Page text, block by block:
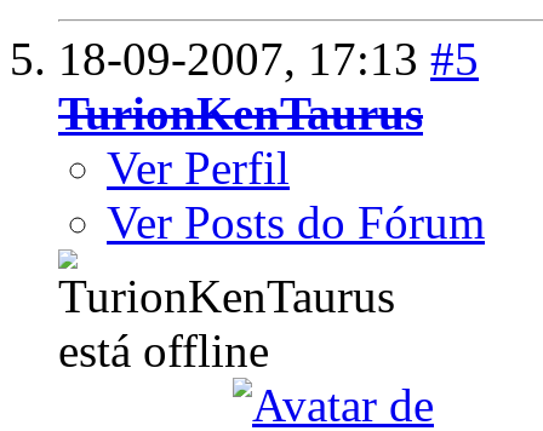
18-09-2007, 17:13 #5
TurionKenTaurus
Ver Perfil
Ver Posts do Fórum